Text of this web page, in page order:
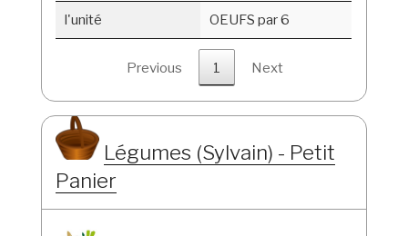
l'unité OEUFS par 6
Previous 1 Next
Légumes (Sylvain) - Petit
Panier